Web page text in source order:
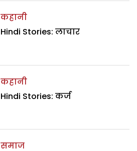
कहानी
Hindi Stories: लाचार
कहानी
Hindi Stories: कर्ज
समाज